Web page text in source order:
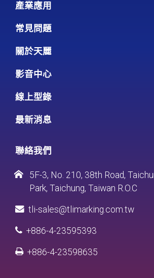
產業應用
常見問題
關於天麗
影音中心
線上型錄
最新消息
聯絡我們
5F-3, No. 210, 38th Road,
Park, Taichung, Taiwan R.O.C
tli-sales@tlimarking.com.tw
+886-4-23595393
+886-4-23598635